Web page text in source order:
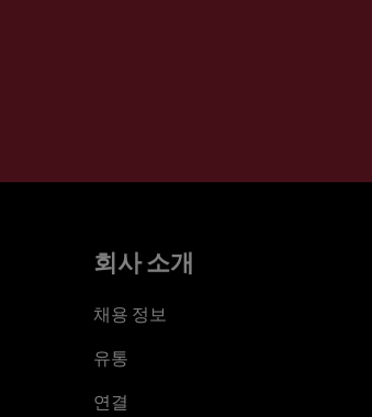
회사 소개
채용 정보
유통
연결